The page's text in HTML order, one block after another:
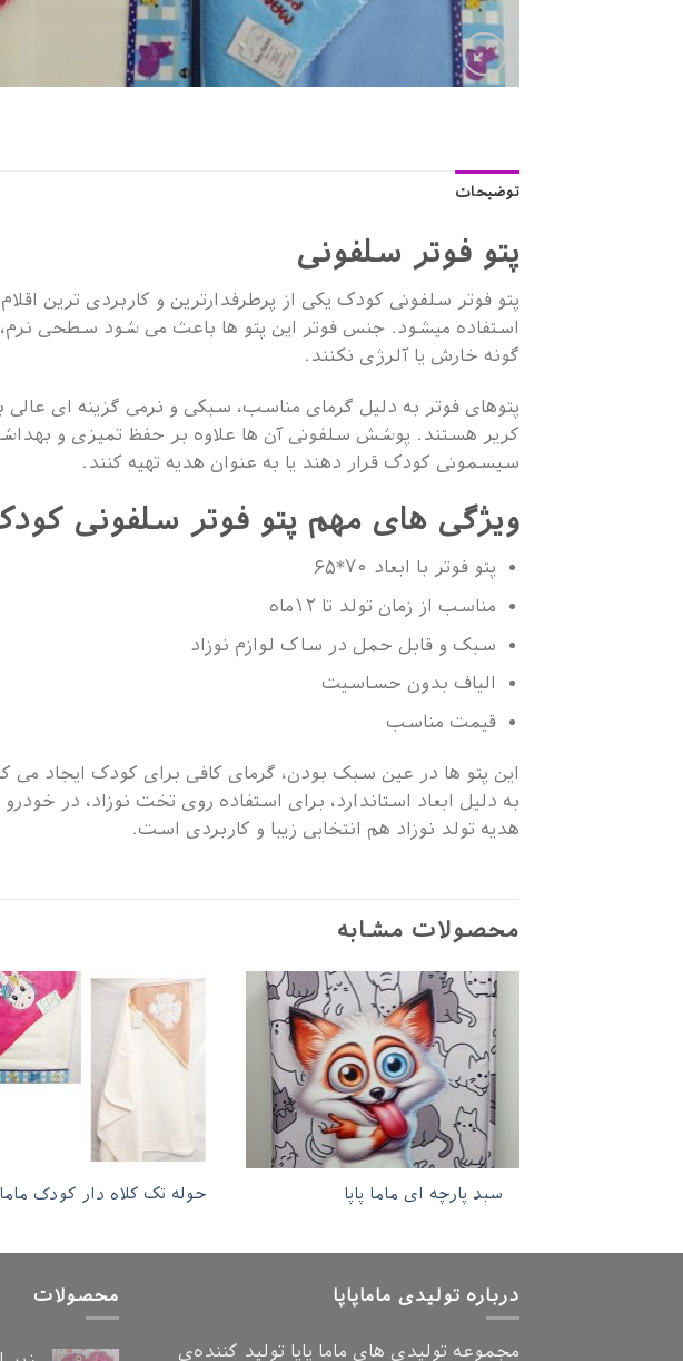
توضیحات
پتو فوتر سلفونی
پتو فوتر سلفونی کودک یکی از پرطرفدارترین و کاربردی
استفاده میشود. جنس فوتر این پتو ها باعث می شود سطحی
گونه خارش یا آلرژی نکنند.
پتوهای فوتر به دلیل گرمای مناسب، سبکی و نرمی گزینه ای
کریر هستند. پوشش سلفونی آن ها علاوه بر حفظ تمیزی و
سیسمونی کودک قرار دهند یا به عنوان هدیه تهیه کنند.
ویژگی های مهم پتو فوتر سلفونی
پتو فوتر با ابعاد ۷۰*۶۵
مناسب از زمان تولد تا ۱۲ماه
سبک و قابل حمل در ساک لوازم نوزاد
الیاف بدون حساسیت
قیمت مناسب
این پتو ها در عین سبک بودن، گرمای کافی برای کودک ایجاد
به دلیل ابعاد استاندارد، برای استفاده روی تخت نوزاد، در
هدیه تولد نوزاد هم انتخابی زیبا و کاربردی است.
محصولات مشابه
سبد پارچه ای ماما پاپا حوله تک کلاه دار کودک ماما
درباره تولیدی ماماپاپا
مجموعه تولیدی های ماما پاپا تولید کننده‌ی
محصولات